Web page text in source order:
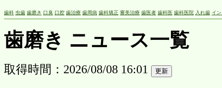
歯科 虫歯 歯磨き 口臭 口腔 歯治療 歯周病 歯科矯正 審美治療 歯医者 歯科医 歯科医院 入れ歯 イ
歯磨き ニュース一覧
取得時間：2026/08/08 16:01